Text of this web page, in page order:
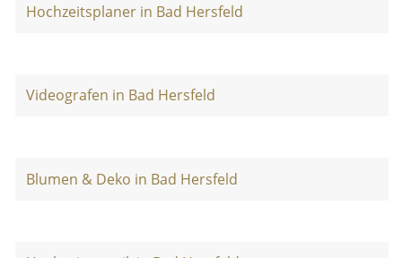
Hochzeitsplaner in Bad Hersfeld
Videografen in Bad Hersfeld
Blumen & Deko in Bad Hersfeld